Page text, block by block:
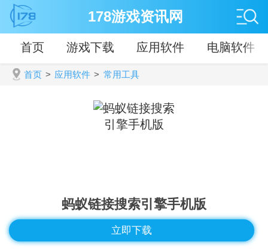
178游戏资讯网
首页 游戏下载 应用软件 电脑软件
首页 > 应用软件 > 常用工具
蚂蚁链接搜索引擎手机版
立即下载